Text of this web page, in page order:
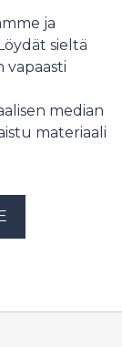
ja
sieltä
median
materiaali